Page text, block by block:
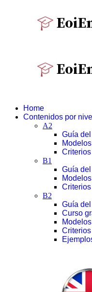
Home
Contenidos por nivel
A2
Guía
B1
Guía
B2
Guía
Curso